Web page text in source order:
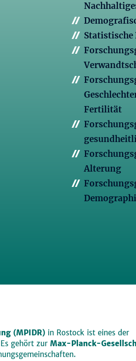
Statistische
Fertilität
Alterung
(MPIDR)in Rostock ist eines der
gehört zur Max-Planck-